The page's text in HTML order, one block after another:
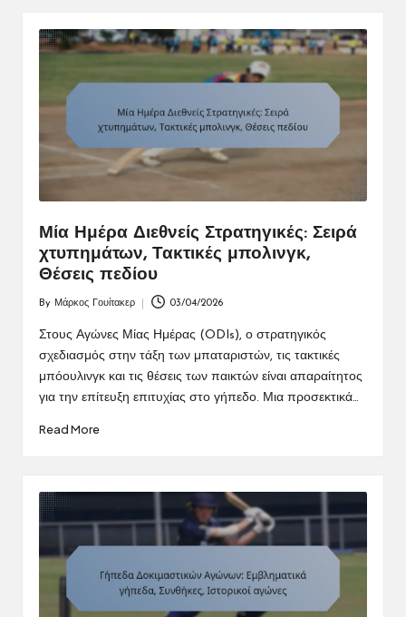
Μία Ημέρα Διεθνείς Στρατηγικές: Σειρά
χτυπημάτων, Τακτικές μπολινγκ,
Θέσεις πεδίου
by
By Μάρκος Γουίτακερ 03/04/2026
Στους Αγώνες Μίας Ημέρας (ODIs), ο στρατηγικός
σχεδιασμός στην τάξη των μπαταριστών, τις τακτικές
μπόουλινγκ και τις θέσεις των παικτών είναι απαραίτητος
για την επίτευξη επιτυχίας στο γήπεδο. Μια προσεκτικά…
Read More